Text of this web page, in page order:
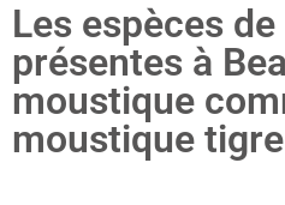
Les espèces
présentes à
moustique
moustique tigre